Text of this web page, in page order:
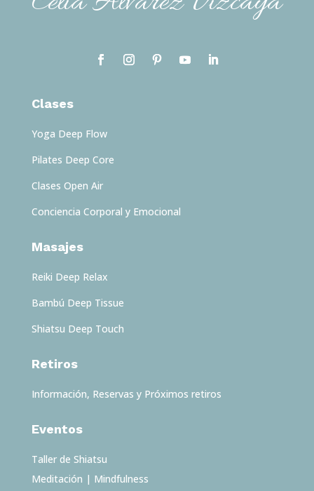
Clases
Yoga Deep Flow
Pilates Deep Core
Clases Open Air
Conciencia Corporal y Emocional
Masajes
Reiki Deep Relax
Bambú Deep Tissue
Shiatsu Deep Touch
Retiros
Información, Reservas y Próximos retiros
Eventos
Taller de Shiatsu
Meditación | Mindfulness